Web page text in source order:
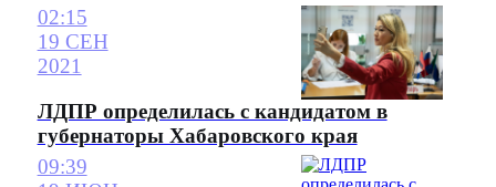
02:15
19 СЕН
2021
ЛДПР определилась с кандидатом в
губернаторы Хабаровского края
09:39